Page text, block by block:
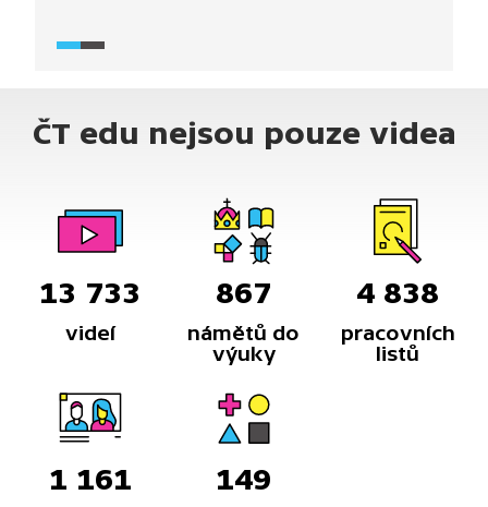
alkoholu dopouštěla, i následky, které si dcera
ČT edu nejsou pouze videa
13 733
videí
867
námětů do
výuky
4 838
pracovních
listů
1 161 149